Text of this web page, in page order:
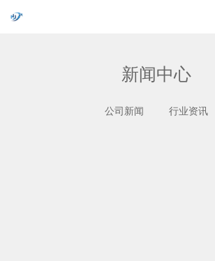
新闻中心
公司新闻 行业资讯